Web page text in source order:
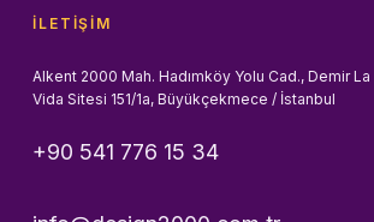
İLETIŞIM
Alkent 2000 Mah. Hadımköy Yolu Cad., Demir La
Vida Sitesi 151/1a, Büyükçekmece / İstanbul
+90 541 776 15 34